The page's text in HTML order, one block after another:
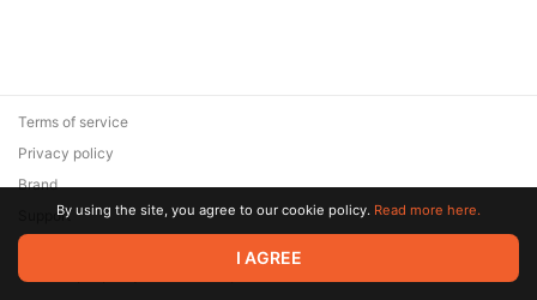
© 2026 Zaya Solutions Limited. All rights reserved. All trademarks
are the property of their respective owners.
Terms of service
Privacy policy
Brand
SupportBy using the site, you agree to our cookie policy. Read more here.
I AGREE